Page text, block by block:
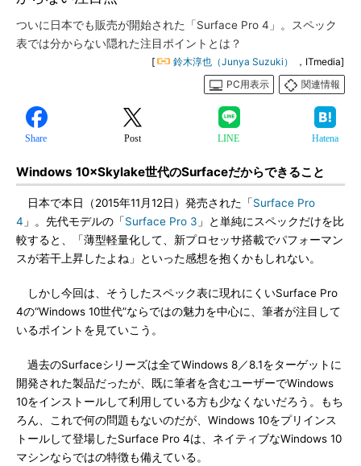
ついに日本でも販売が開始された「Surface Pro 4」。スペック
表では分からない隠れた注目ポイントとは？
[ 鈴木淳也（Junya Suzuki）
，ITmedia]
PC用表示
関連情報
Share Post LINE Hatena
Windows 10×Skylake世代のSurfaceだからできること
日本で本日（2015年11月12日）発売された「Surface Pro
4 」。先代モデルの「Surface Pro 3 」と単純にスペックだけを比
較すると、「薄型軽量化して、新プロセッサ搭載でパフォーマン
スが若干上昇したよね」といった感想を抱くかもしれない。
しかし今回は、そうしたスペック表に現れにくいSurface Pro
4の“Windows 10世代”ならではの魅力を中心に、筆者が注目して
いるポイントを見ていこう。
過去のSurfaceシリーズは全てWindows 8／8.1をターゲットに
開発された製品だったが、既に筆者を含むユーザーでWindows
10をインストールして利用している方も少なくないだろう。もち
ろん、これで何の問題もないのだが、Windows 10をプリインス
トールして登場したSurface Pro 4は、ネイティブなWindows 10
マシンならではの特徴も備えている。